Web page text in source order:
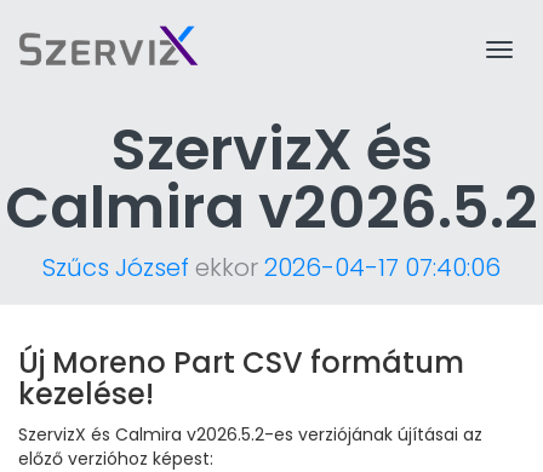
SzervizX és
Calmira v2026.5.2
Szűcs József ekkor2026-04-17 07:40:06
Új Moreno Part CSV formátum
kezelése!
SzervizX és Calmira v2026.5.2-es verziójának újításai az
előző verzióhoz képest: